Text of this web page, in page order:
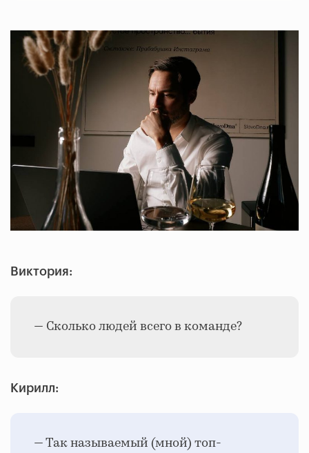
Виктория:
— Сколько людей всего в команде?
Кирилл:
— Так называемый (мной) топ-